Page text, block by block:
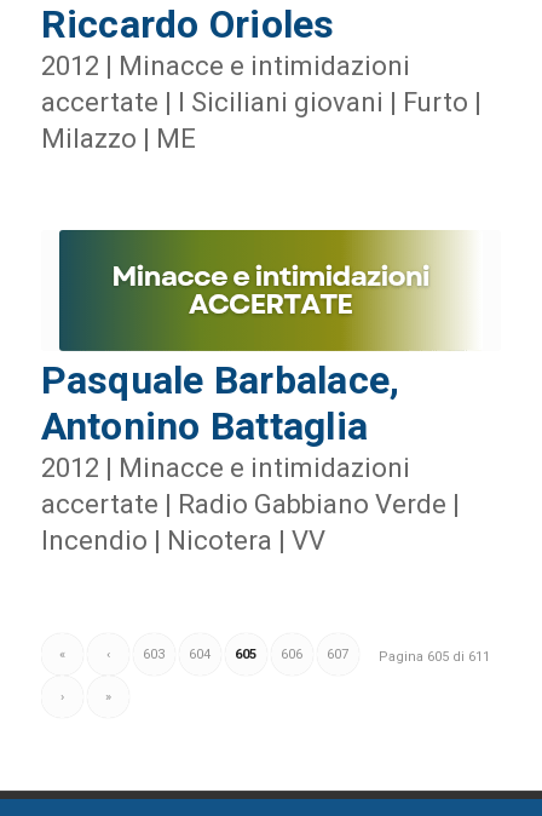
Riccardo Orioles
2012 | Minacce e intimidazioni
accertate | I Siciliani giovani | Furto |
Milazzo | ME
Pasquale Barbalace,
Antonino Battaglia
2012 | Minacce e intimidazioni
accertate | Radio Gabbiano Verde |
Incendio | Nicotera | VV
Pagina 605 di 611
« ‹ 603 604 605 606 607
› »